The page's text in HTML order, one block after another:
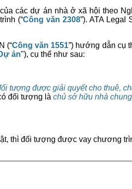
các dự án nhà ở xã hội theo
(“Công văn 2308”). ATA Legal
(“Công văn 1551”) hướng dẫn cụ
án"), cụ thể như sau:
tượng được giảiquyết cho thuê,
đối tượng là chủ sở hữu nhà
thì đối tượng được vay chương